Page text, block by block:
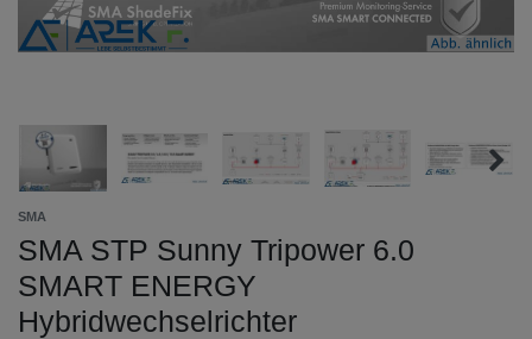
SMA
SMA STP Sunny Tripower 6.0
SMART ENERGY
Hybridwechselrichter